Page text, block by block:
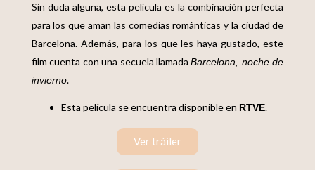
Sin duda alguna, esta película es la combinación perfecta
para los que aman las comedias románticas y la ciudad de
Barcelona. Además, para los que les haya gustado, este
film cuenta con una secuela llamadaBarcelona, noche de
invierno.
Esta película se encuentra disponible en RTVE.
Ver tráiler